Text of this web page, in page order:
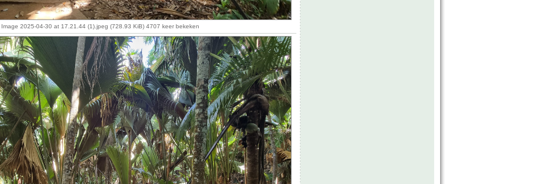
2025-04-30 at 17.21.44 (1).jpeg (728.93 KiB) 4707 keer bekeken